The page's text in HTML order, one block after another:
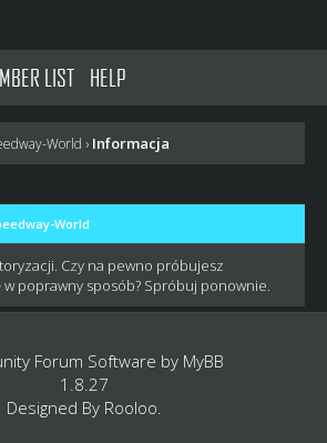
LIST HELP
World › Informacja
World
Czy na pewno próbujesz
poprawny sposób? Spróbuj ponownie.
Forum Software by MyBB
1.8.27
Designed By Rooloo.